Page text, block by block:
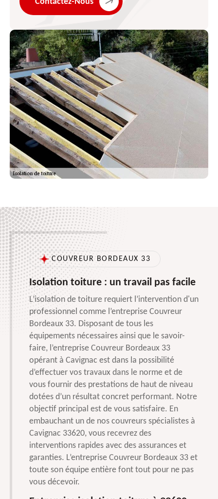
COUVREUR BORDEAUX 33
Isolation toiture : un travail pas facile
L’isolation de toiture requiert l’intervention d'un
professionnel comme l’entreprise Couvreur
Bordeaux 33. Disposant de tous les
équipements nécessaires ainsi que le savoir-
faire, l’entreprise Couvreur Bordeaux 33
opérant à Cavignac est dans la possibilité
d’effectuer vos travaux dans le norme et de
vous fournir des prestations de haut de niveau
dotées d’un résultat concret performant. Notre
objectif principal est de vous satisfaire. En
embauchant un de nos couvreurs spécialistes à
Cavignac 33620, vous recevrez des
interventions rapides avec des assurances et
garanties. L’entreprise Couvreur Bordeaux 33 et
toute son équipe entière font tout pour ne pas
vous décevoir.